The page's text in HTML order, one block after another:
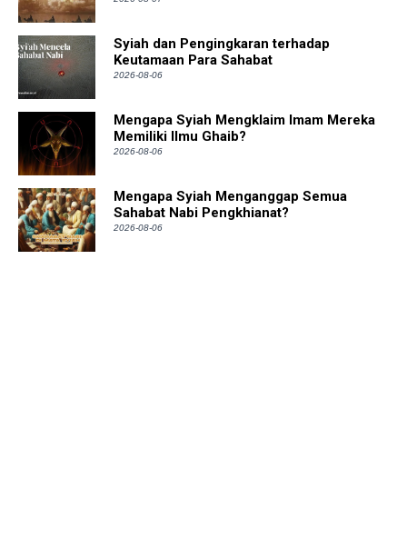
Syiah dan Pengingkaran terhadap
Keutamaan Para Sahabat
2026-08-06
Mengapa Syiah Mengklaim Imam Mereka
Memiliki Ilmu Ghaib?
2026-08-06
Mengapa Syiah Menganggap Semua
Sahabat Nabi Pengkhianat?
2026-08-06